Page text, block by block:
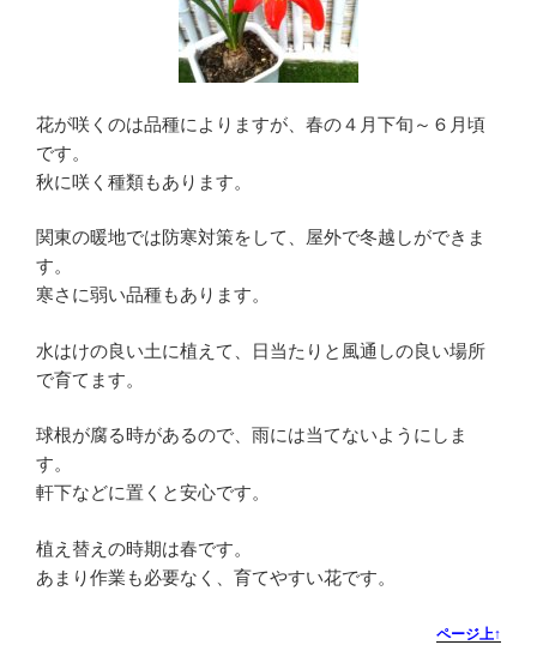
花が咲くのは品種によりますが、春の４月下旬～６月頃
です。
秋に咲く種類もあります。
関東の暖地では防寒対策をして、屋外で冬越しができま
す。
寒さに弱い品種もあります。
水はけの良い土に植えて、日当たりと風通しの良い場所
で育てます。
球根が腐る時があるので、雨には当てないようにしま
す。
軒下などに置くと安心です。
植え替えの時期は春です。
あまり作業も必要なく、育てやすい花です。
ページ上↑